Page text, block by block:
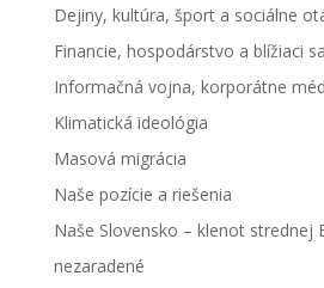
Dejiny, kultúra, šport a sociálne
Financie, hospodárstvo a blížiaci
Informačná vojna, korporátne
Klimatická ideológia
Masová migrácia
Naše pozície a riešenia
Naše Slovensko – klenot strednej
nezaradené